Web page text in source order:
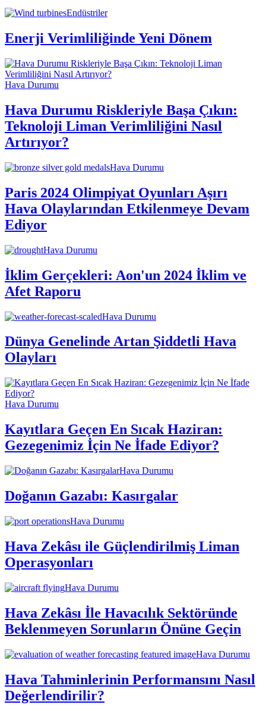
Endüstriler
Enerji Verimliliğinde Yeni Dönem
Hava Durumu
Hava Durumu Riskleriyle Başa Çıkın:
Teknoloji Liman Verimliliğini Nasıl
Artırıyor?
Hava Durumu
Paris 2024 Olimpiyat Oyunları Aşırı
Hava Olaylarından Etkilenmeye Devam
Ediyor
Hava Durumu
İklim Gerçekleri: Aon'un 2024 İklim ve
Afet Raporu
Hava Durumu
Dünya Genelinde Artan Şiddetli Hava
Olayları
Hava Durumu
Kayıtlara Geçen En Sıcak Haziran:
Gezegenimiz İçin Ne İfade Ediyor?
Hava Durumu
Doğanın Gazabı: Kasırgalar
Hava Durumu
Hava Zekâsı ile Güçlendirilmiş Liman
Operasyonları
Hava Durumu
Hava Zekâsı İle Havacılık Sektöründe
Beklenmeyen Sorunların Önüne Geçin
Hava Durumu
Hava Tahminlerinin Performansını Nasıl
Değerlendirilir?